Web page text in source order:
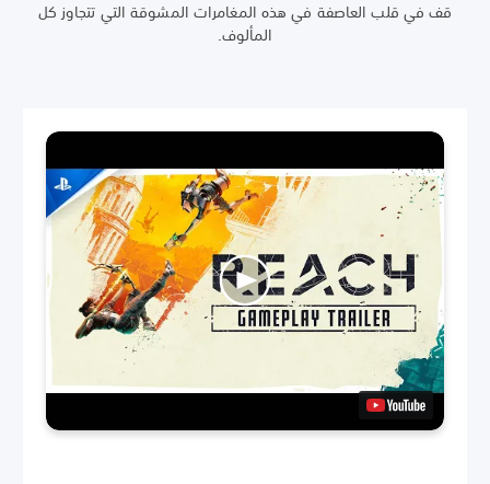
قف في قلب العاصفة في هذه المغامرات المشوقة التي تتجاوز كل
المألوف.